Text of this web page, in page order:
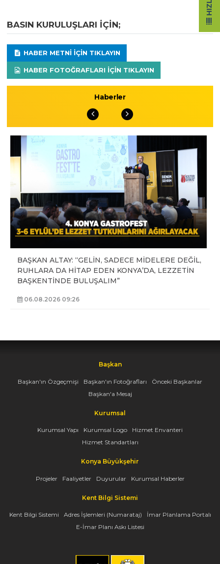
BASIN KURULUŞLARI IÇIN;
HABER METNI IÇIN TIKLAYIN
HABER FOTOĞRAFLARI IÇIN TIKLAYIN
Haberler
BAŞKAN ALTAY: “GELİN, SADECE MİDELERE DEĞİL,
RUHLARA DA HİTAP EDEN KONYA’DA, LEZZETİN
BAŞKENTİNDE BULUŞALIM”
06.08.2026 09:26
Başkan
Başkan'ın Özgeçmişi Başkan'ın Fotoğrafları
Önceki Başkanlar
Başkan'a Mesaj
Kurumsal
Kurumsal Yapı Kurumsal Logo
Hizmet Envanteri
Hizmet Standartları
Konya Büyükşehir
Projeler Faaliyetler Duyurular Kurumsal Haberler
Kent Bilgi Sistemi
Kent Bilgi Sistemi Adres İşlemleri (Numarataj)
İmar Planlama Portalı
E-İmar Planı Askı Listesi